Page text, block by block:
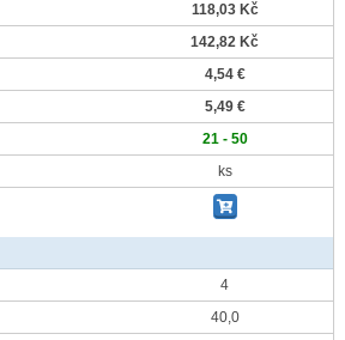
118,03 Kč
142,82 Kč
4,54 €
5,49 €
21 - 50
ks
4
40,0